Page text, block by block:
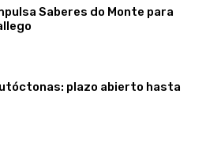
Saberes do Monte para
plazo abierto hasta